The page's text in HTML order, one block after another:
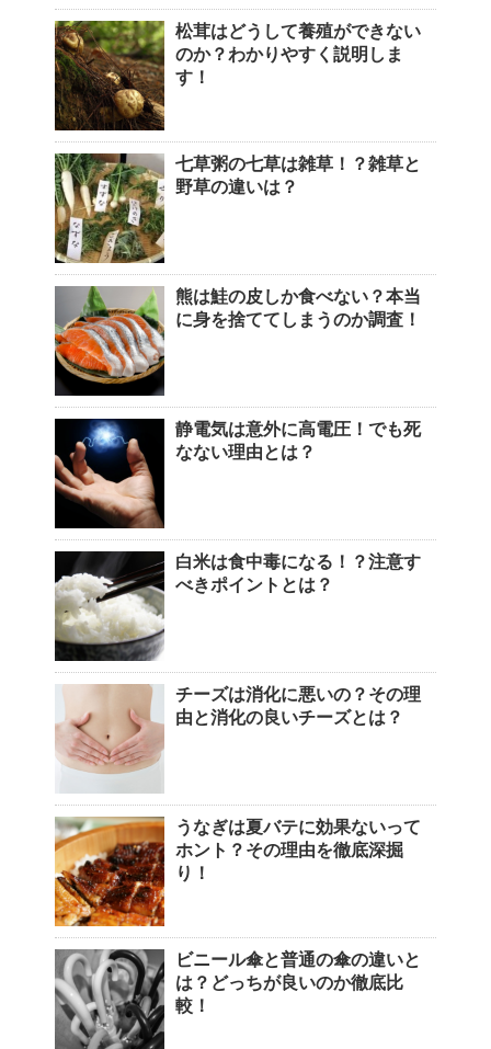
松茸はどうして養殖ができない
のか？わかりやすく説明しま
す！
七草粥の七草は雑草！？雑草と
野草の違いは？
熊は鮭の皮しか食べない？本当
に身を捨ててしまうのか調査！
静電気は意外に高電圧！でも死
なない理由とは？
白米は食中毒になる！？注意す
べきポイントとは？
チーズは消化に悪いの？その理
由と消化の良いチーズとは？
うなぎは夏バテに効果ないって
ホント？その理由を徹底深掘
り！
ビニール傘と普通の傘の違いと
は？どっちが良いのか徹底比
較！